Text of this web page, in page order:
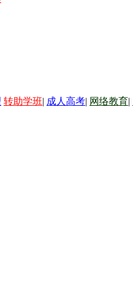
转助学班| 成人高考| 网络教育|